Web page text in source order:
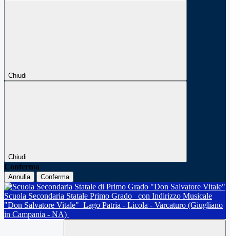
Chiudi
Chiudi
Conferma
Annulla Conferma
Scuola Secondaria Statale Primo Grado
con Indirizzo Musicale
"Don Salvatore Vitale" Lago Patria - Licola - Varcaturo (Giugliano
in Campania - NA)